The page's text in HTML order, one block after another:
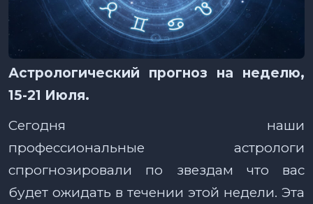
Астрологический прогноз на неделю,
15-21 Июля.
Сегодня наши
профессиональные астрологи
спрогнозировали по звездам что вас
будет ожидать в течении этой недели. Эта